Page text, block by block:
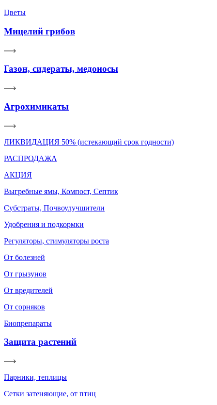
Цветы
Мицелий грибов
Газон, сидераты, медоносы
Агрохимикаты
ЛИКВИДАЦИЯ 50% (истекающий срок годности)
РАСПРОДАЖА
АКЦИЯ
Выгребные ямы, Компост, Септик
Субстраты, Почвоулучшители
Удобрения и подкормки
Регуляторы, стимуляторы роста
От болезней
От грызунов
От вредителей
От сорняков
Биопрепараты
Защита растений
Парники, теплицы
Сетки затеняющие, от птиц